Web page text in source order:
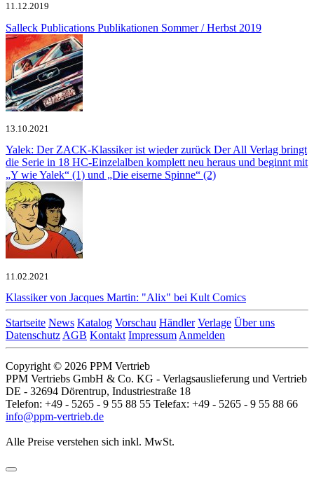
11.12.2019
Salleck Publications Publikationen Sommer / Herbst 2019
13.10.2021
Yalek: Der ZACK-Klassiker ist wieder zurück Der All Verlag bringt
die Serie in 18 HC-Einzelalben komplett neu heraus und beginnt mit
„Y wie Yalek“ (1) und „Die eiserne Spinne“ (2)
11.02.2021
Klassiker von Jacques Martin: "Alix" bei Kult Comics
Startseite News Katalog Vorschau Händler Verlage Über uns
Datenschutz AGB Kontakt Impressum Anmelden
Copyright © 2026 PPM Vertrieb
PPM Vertriebs GmbH & Co. KG - Verlagsauslieferung und Vertrieb
DE - 32694 Dörentrup, Industriestraße 18
Telefon: +49 - 5265 - 9 55 88 55 Telefax: +49 - 5265 - 9 55 88 66
info@ppm-vertrieb.de
Alle Preise verstehen sich inkl. MwSt.